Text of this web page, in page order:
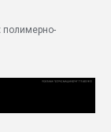
план в
полимерно-